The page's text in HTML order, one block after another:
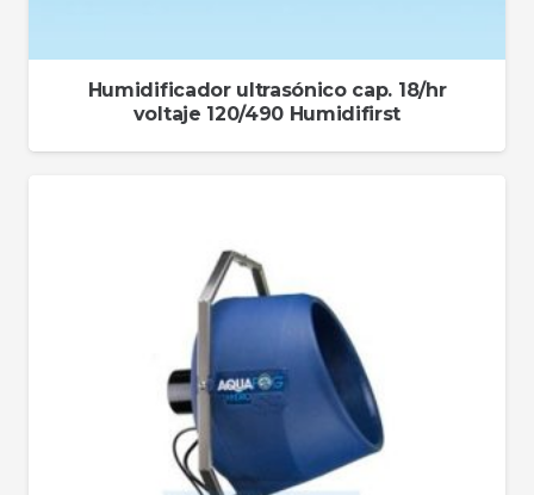
Humidificador ultrasónico cap. 18/hr
voltaje 120/490 Humidifirst